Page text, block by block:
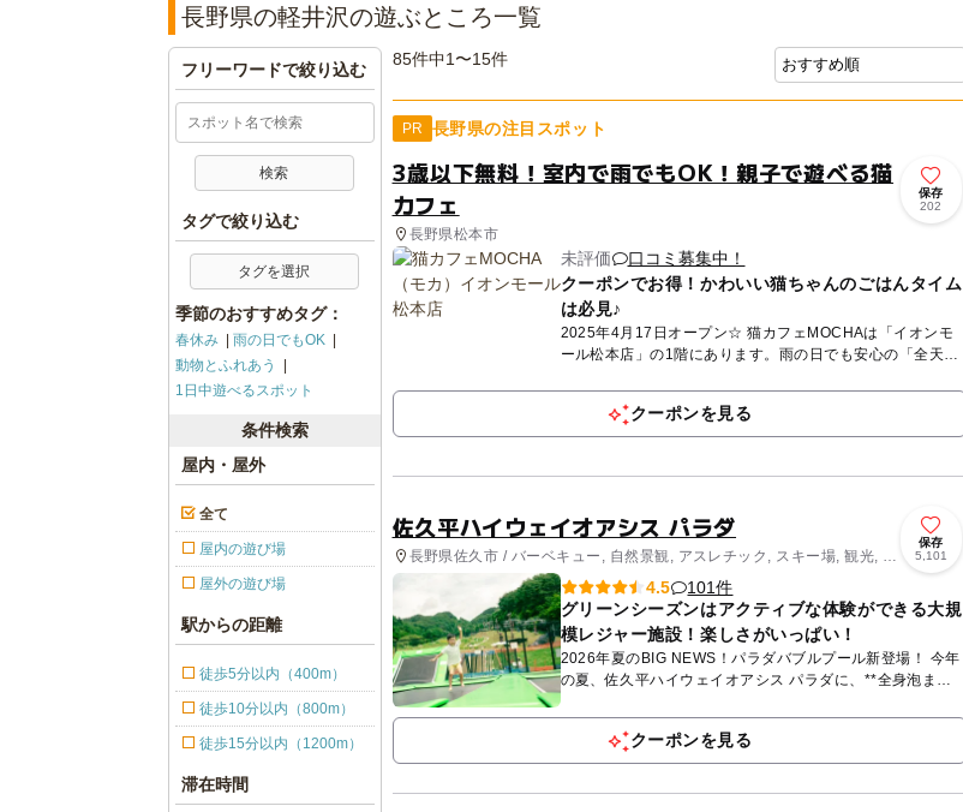
長野県の軽井沢の遊ぶところ一覧
85件中1〜15件
PR 長野県の注目スポット
3歳以下無料！室内で雨でもOK！親子で遊べる猫
カフェ
長野県松本市
保存
202
未評価
口コミ募集中！
クーポンでお得！かわいい猫ちゃんのごはんタイム
は必見♪
2025年4月17日オープン☆ 猫カフェMOCHAは「イオンモ
ール松本店」の1階にあります。雨の日でも安心の「全天候
クーポンを見る
佐久平ハイウェイオアシス パラダ
長野県佐久市 / バーベキュー, 自然景観, アスレチック, スキー場, 観光, 自
然体験・アクティビティ
保存
5,101
4.5
101件
グリーンシーズンはアクティブな体験ができる大規
模レジャー施設！楽しさがいっぱい！
2026年夏のBIG NEWS！パラダバブルプール新登場！ 今年
の夏、佐久平ハイウェイオアシス パラダに、**全身泡まみ
れになって遊べる「パラダバブルプール」**が新登...
クーポンを見る
フリーワードで絞り込む
タグで絞り込む
タグを選択
季節のおすすめタグ：
春休み
雨の日でもOK
動物とふれあう
1日中遊べるスポット
条件検索
屋内・屋外
全て
屋内の遊び場
屋外の遊び場
駅からの距離
徒歩5分以内（400m）
徒歩10分以内（800m）
徒歩15分以内（1200m）
滞在時間